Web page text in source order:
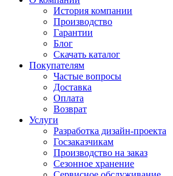
История компании
Производство
Гарантии
Блог
Скачать каталог
Покупателям
Частые вопросы
Доставка
Оплата
Возврат
Услуги
Разработка дизайн-проекта
Госзаказчикам
Производство на заказ
Сезонное хранение